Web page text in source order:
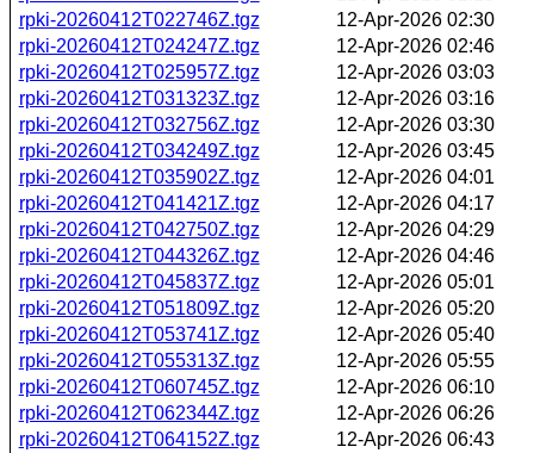
rpki-20260412T022746Z.tgz
12-Apr-2026 02:30
rpki-20260412T024247Z.tgz
12-Apr-2026 02:46
rpki-20260412T025957Z.tgz
12-Apr-2026 03:03
rpki-20260412T031323Z.tgz
12-Apr-2026 03:16
rpki-20260412T032756Z.tgz
12-Apr-2026 03:30
rpki-20260412T034249Z.tgz
12-Apr-2026 03:45
rpki-20260412T035902Z.tgz
12-Apr-2026 04:01
rpki-20260412T041421Z.tgz
12-Apr-2026 04:17
rpki-20260412T042750Z.tgz
12-Apr-2026 04:29
rpki-20260412T044326Z.tgz
12-Apr-2026 04:46
rpki-20260412T045837Z.tgz
12-Apr-2026 05:01
rpki-20260412T051809Z.tgz
12-Apr-2026 05:20
rpki-20260412T053741Z.tgz
12-Apr-2026 05:40
rpki-20260412T055313Z.tgz
12-Apr-2026 05:55
rpki-20260412T060745Z.tgz
12-Apr-2026 06:10
rpki-20260412T062344Z.tgz
12-Apr-2026 06:26
rpki-20260412T064152Z.tgz
12-Apr-2026 06:43